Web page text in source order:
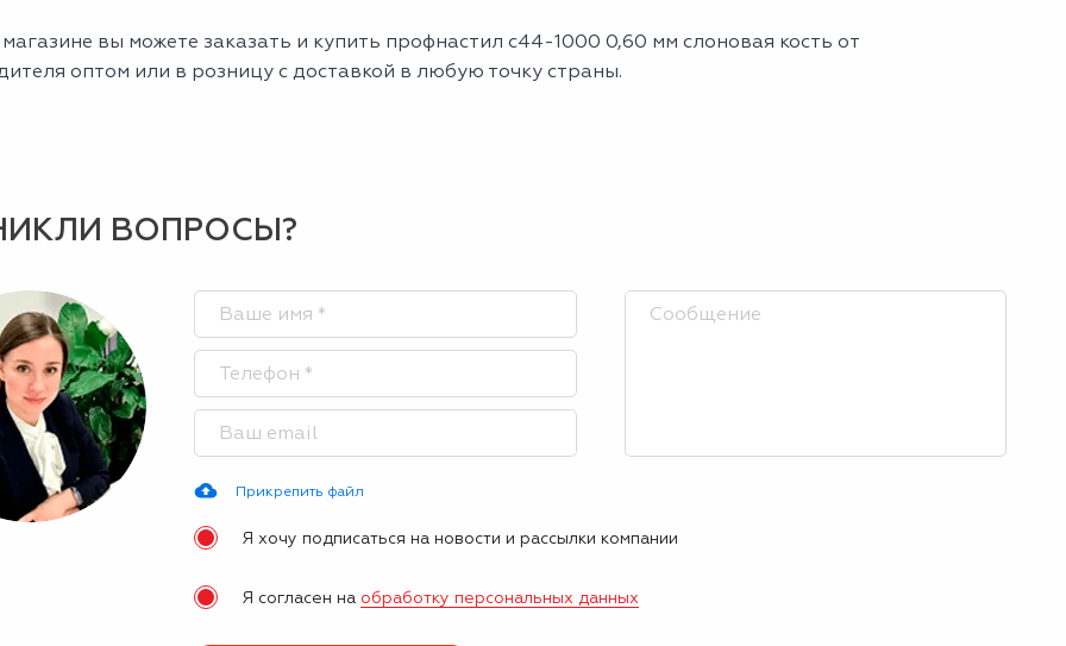
вы можете заказать и купить профнастил с44-1000 0,60 мм слоновая кость от
оптом или в розницу с доставкой в любую точку страны.
ВОПРОСЫ?
Прикрепить файл
Я хочу подписаться на новости и рассылки компании
Я согласен на обработку персональных данных